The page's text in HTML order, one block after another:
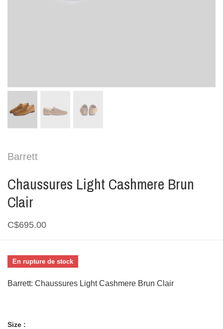
Barrett
Chaussures Light Cashmere Brun
Clair
C$695.00
En rupture de stock
Barrett: Chaussures Light Cashmere Brun Clair
Size :